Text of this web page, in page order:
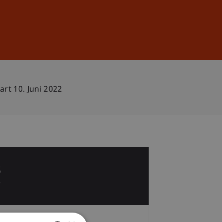
10. Juni 2022